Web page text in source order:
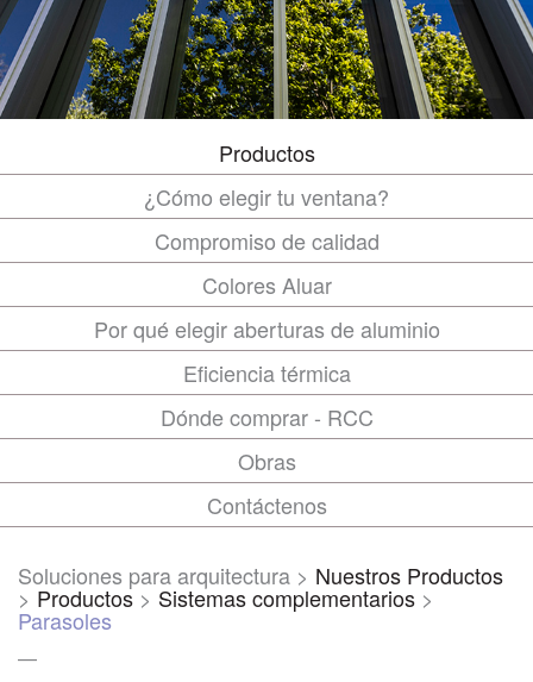
Productos
¿Cómo elegir tu ventana?
Compromiso de calidad
Colores Aluar
Por qué elegir aberturas de aluminio
Eficiencia térmica
Dónde comprar - RCC
Obras
Contáctenos
Soluciones para arquitectura > Nuestros Productos
> Productos > Sistemas complementarios >
Parasoles
—